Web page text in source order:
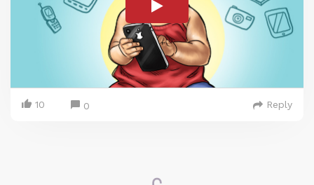
10 0 Reply